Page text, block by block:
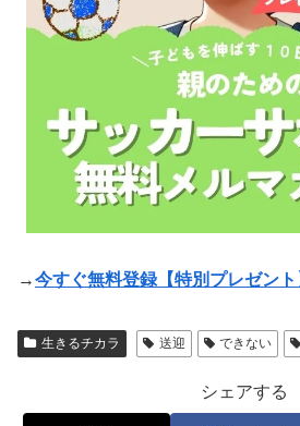
→今すぐ無料登録【特別プレゼント
生きるチカラ 送迎 できない
シェアする